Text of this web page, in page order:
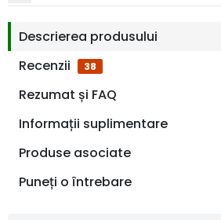
Descrierea produsului
Recenzii
38
Rezumat și FAQ
Informații suplimentare
Produse asociate
Puneți o întrebare